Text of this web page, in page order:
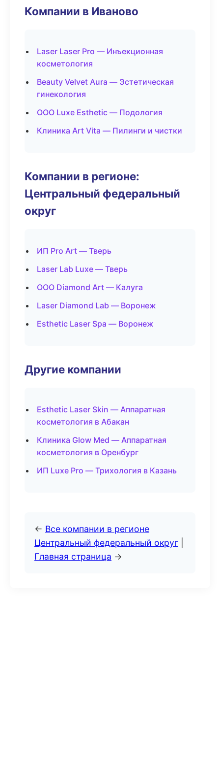
Компании в Иваново
Laser Laser Pro — Инъекционная
косметология
Beauty Velvet Aura — Эстетическая
гинекология
ООО Luxe Esthetic — Подология
Клиника Art Vita — Пилинги и чистки
Компании в регионе:
Центральный федеральный
округ
ИП Pro Art — Тверь
Laser Lab Luxe — Тверь
ООО Diamond Art — Калуга
Laser Diamond Lab — Воронеж
Esthetic Laser Spa — Воронеж
Другие компании
Esthetic Laser Skin — Аппаратная
косметология в Абакан
Клиника Glow Med — Аппаратная
косметология в Оренбург
ИП Luxe Pro — Трихология в Казань
← Все компании в регионе
Центральный федеральный округ
Главная страница →